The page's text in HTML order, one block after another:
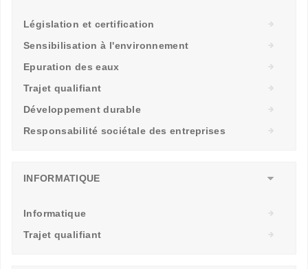
Législation et certification
Sensibilisation à l'environnement
Epuration des eaux
Trajet qualifiant
Développement durable
Responsabilité sociétale des entreprises
INFORMATIQUE
Informatique
Trajet qualifiant